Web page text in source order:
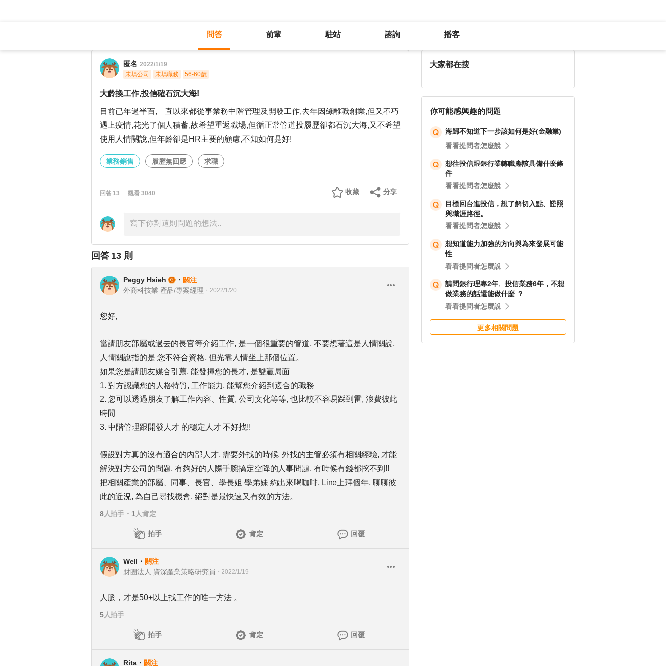
問答 前輩 駐站 諮詢 播客
匿名 2022/1/19
未填公司
未填職務 56-60歲
大齡換工作,投信確石沉大海!
目前已年過半百,一直以來都從事業務中階管理及開發工作,去年因緣離職創業,但又不巧
遇上疫情,花光了個人積蓄,故希望重返職場,但循正常管道投履歷卻都石沉大海,又不希望
使用人情關說,但年齡卻是HR主要的顧慮,不知如何是好!
業務銷售 履歷無回應 求職
回答 13 觀看 3040 分享
收藏
回答 13 則
Peggy Hsieh ・ 關注
外商科技業 產品/專案經理 ・ 2022/1/20
您好,
當請朋友部屬或過去的長官等介紹工作, 是一個很重要的管道, 不要想著這是人情關說,
人情關說指的是 您不符合資格, 但光靠人情坐上那個位置。
如果您是請朋友媒合引薦, 能發揮您的長才, 是雙贏局面
1. 對方認識您的人格特質, 工作能力, 能幫您介紹到適合的職務
2. 您可以透過朋友了解工作內容、性質, 公司文化等等, 也比較不容易踩到雷, 浪費彼此
時間
3. 中階管理跟開發人才 的穩定人才 不好找!!
假設對方真的沒有適合的內部人才, 需要外找的時候, 外找的主管必須有相關經驗, 才能
解決對方公司的問題, 有夠好的人際手腕搞定空降的人事問題, 有時候有錢都挖不到!!
把相關產業的部屬、同事、長官、學長姐 學弟妹 約出來喝咖啡, Line上拜個年, 聊聊彼
此的近況, 為自己尋找機會, 絕對是最快速又有效的方法。
8人拍手 ・ 1 人肯定
拍手 肯定 回覆
Well ・ 關注
財團法人 資深產業策略研究員 ・ 2022/1/19
人脈，才是50+以上找工作的唯一方法 。
5人拍手
拍手 肯定 回覆
Rita ・ 關注
大家都在搜
你可能感興趣的問題
海歸不知道下一步該如何是好(金融業)
看看提問者怎麼說
想往投信跟銀行業轉職應該具備什麼條
件
看看提問者怎麼說
目標回台進投信，想了解切入點、證照
與職涯路徑。
看看提問者怎麼說
想知道能力加強的方向與為來發展可能
性
看看提問者怎麼說
請問銀行理專2年、投信業務6年，不想
做業務的話還能做什麼 ？
看看提問者怎麼說
更多相關問題